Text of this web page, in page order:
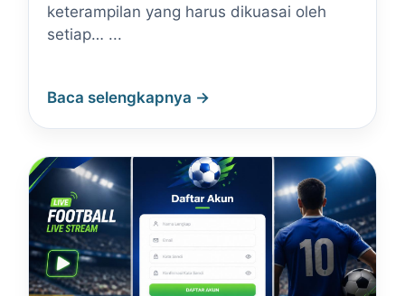
keterampilan yang harus dikuasai oleh
setiap… ...
Baca selengkapnya →